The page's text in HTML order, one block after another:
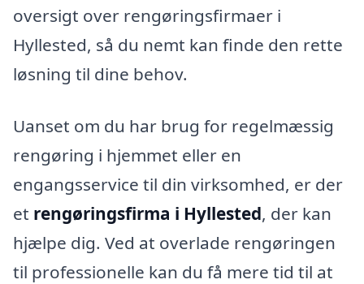
oversigt over rengøringsfirmaer i
Hyllested, så du nemt kan finde den rette
løsning til dine behov.
Uanset om du har brug for regelmæssig
rengøring i hjemmet eller en
engangsservice til din virksomhed, er der
et rengøringsfirma i Hyllested, der kan
hjælpe dig. Ved at overlade rengøringen
til professionelle kan du få mere tid til at